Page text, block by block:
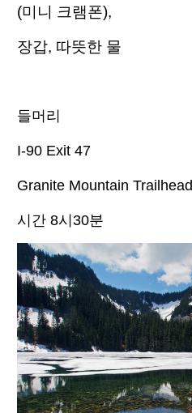
(미니 크램폰),
장갑, 따뜻한 물
들머리
I-90 Exit 47
Granite Mountain Trailhead
시간 8시 30분